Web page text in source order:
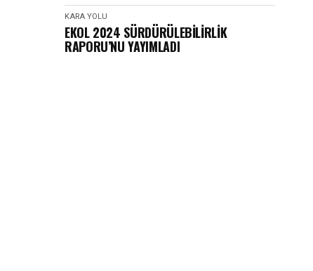
KARA YOLU
EKOL 2024 SÜRDÜRÜLEBİLİRLİK
RAPORU’NU YAYIMLADI